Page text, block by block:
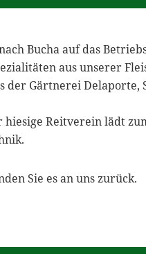
Bucha auf das
aus unserer
der Gärtnerei
Reitverein lädt
Sie es an uns zurück.